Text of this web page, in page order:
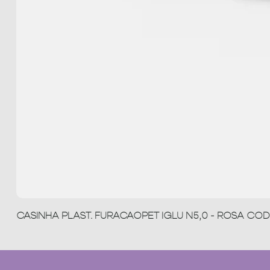
CASINHA PLAST. FURACAOPET IGLU N5,0 - ROSA COD